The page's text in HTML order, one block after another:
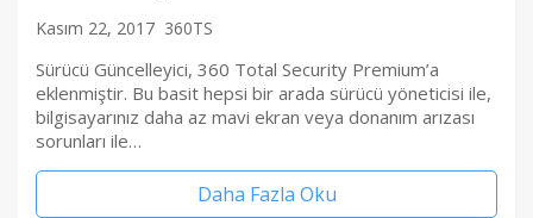
Kasım 22, 2017 360TS
Sürücü Güncelleyici, 360 Total Security Premium’a
eklenmiştir. Bu basit hepsi bir arada sürücü yöneticisi ile,
bilgisayarınız daha az mavi ekran veya donanım arızası
sorunları ile…
Daha Fazla Oku